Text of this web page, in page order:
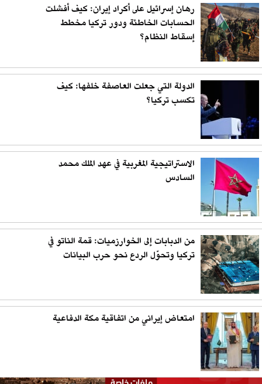
رهان إسرائيل على أكراد إيران: كيف أفشلت
الحسابات الخاطئة ودور تركيا مخطط
إسقاط النظام؟
الدولة التي جعلت العاصفة خلفها: كيف
تكسب تركيا؟
الاستراتيجية المغربية في عهد الملك محمد
السادس
من الدبابات إلى الخوارزميات: قمة الناتو في
تركيا وتحوّل الردع نحو حرب البيانات
امتعاض إيراني من اتفاقية مكة الدفاعية